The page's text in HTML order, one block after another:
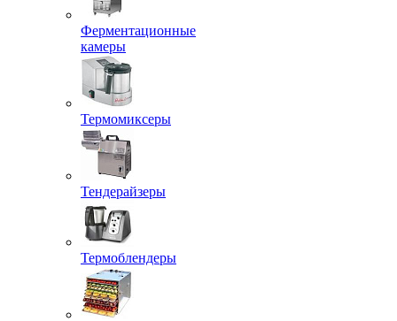
Ферментационные
камеры
Термомиксеры
Тендерайзеры
Термоблендеры